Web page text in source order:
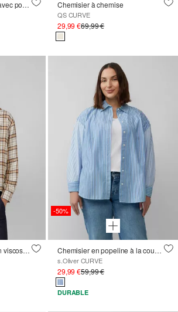
Chemisier en popeline avec poche poitrine Chemisier à chemise
QS CURVE
29,99 €69,99 €
Chemisier à carreaux en viscose mélangée avec fronces
-50%
Chemisier en popeline à la coupe décontractée et aux rayures mélangées
s.Oliver CURVE
29,99 €59,99 €
DURABLE